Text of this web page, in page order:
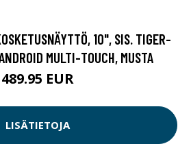
10", SIS. TIGER-
MULTI-TOUCH, MUSTA
489.95 EUR
LISÄTIETOJA